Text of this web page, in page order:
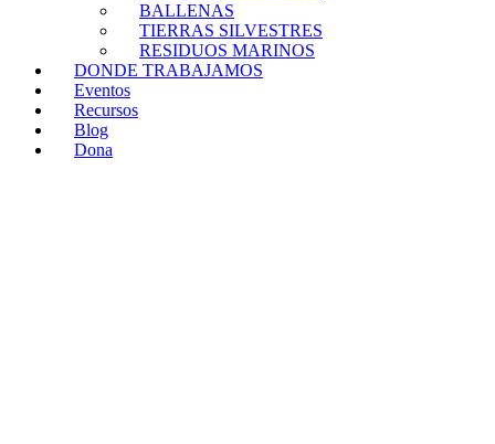
BALLENAS
TIERRAS SILVESTRES
RESIDUOS MARINOS
DONDE TRABAJAMOS
Eventos
Recursos
Blog
Dona